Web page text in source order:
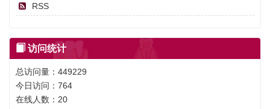
RSS
访问统计
总访问量： 449229
今日访问： 764
在线人数： 20